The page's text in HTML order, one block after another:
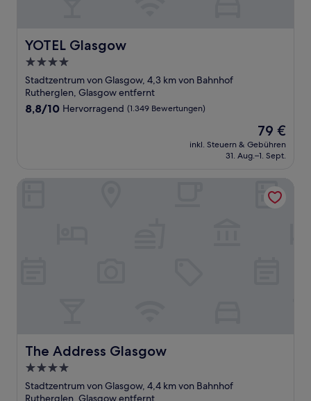
YOTEL Glasgow
YOTEL Glasgow
4.0-
Sterne-
Unterkunft
Stadtzentrum von Glasgow, 4,3 km von Bahnhof
Rutherglen, Glasgow entfernt
8.8
8,8/10 Hervorragend (1.349 Bewertungen)
Der
Preis
beträgt
79 €
inkl. Steuern & Gebühren
31. Aug.–1. Sept.
The Address Glasgow
The Address Glasgow
4.0-
Sterne-
Unterkunft
Stadtzentrum von Glasgow, 4,4 km von Bahnhof
Rutherglen, Glasgow entfernt